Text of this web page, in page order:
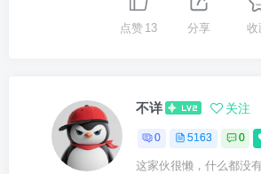
点赞 13 分享 收
不详 关注
0 5163 0
这家伙很懒，什么都没